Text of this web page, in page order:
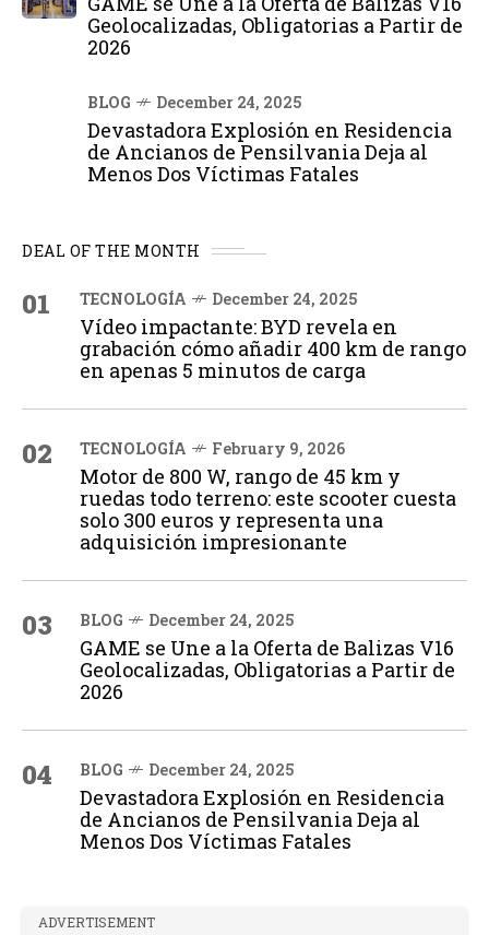
Geolocalizadas, Obligatorias a Partir de
2026
BLOG December 24, 2025
Devastadora Explosión en Residencia
de Ancianos de Pensilvania Deja al
Menos Dos Víctimas Fatales
DEAL OF THE MONTH
01 TECNOLOGÍA December 24, 2025
Vídeo impactante: BYD revela en
grabación cómo añadir 400 km de rango
en apenas 5 minutos de carga
02 TECNOLOGÍA February 9, 2026
Motor de 800 W, rango de 45 km y
ruedas todo terreno: este scooter cuesta
solo 300 euros y representa una
adquisición impresionante
03 BLOG December 24, 2025
GAME se Une a la Oferta de Balizas V16
Geolocalizadas, Obligatorias a Partir de
2026
04 BLOG December 24, 2025
Devastadora Explosión en Residencia
de Ancianos de Pensilvania Deja al
Menos Dos Víctimas Fatales
ADVERTISEMENT